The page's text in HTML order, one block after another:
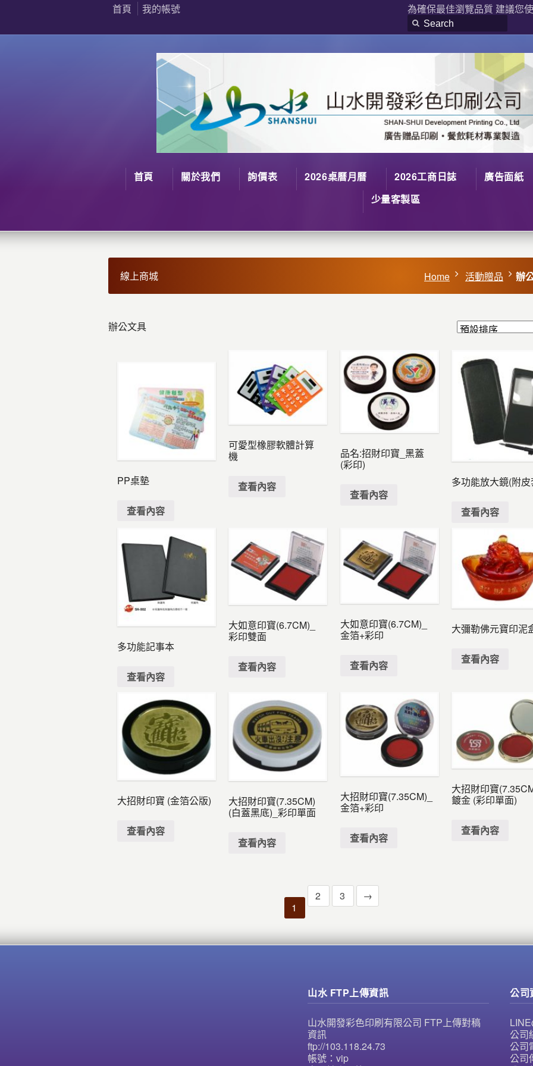
首頁 我的帳號 為確保最佳瀏覽品質 建議您
首頁 關於我們 詢價表 2026桌曆月曆 2026工商日誌
廣告面紙
少量客製區
線上商城 Home 活動贈品 辦
辦公文具
PP桌墊
查看內容
可愛型橡膠軟體計算
機
查看內容
品名:招財印寶_黑蓋
(彩印)
查看內容
多功能放大鏡(附
查看內容
多功能記事本
查看內容
大如意印寶(6.7CM)_
彩印雙面
查看內容
大如意印寶(6.7CM)_
金箔+彩印
查看內容
大彌勒佛元寶印泥
查看內容
大招財印寶 (金箔公版)
查看內容
大招財印寶(7.35CM)
(白蓋黑底)_彩印單面
查看內容
大招財印寶(7.35CM)_
金箔+彩印
查看內容
大招財印寶
鍍金 (彩印單面)
查看內容
1
2 3 →
山水 FTP上傳資訊
山水開發彩色印刷有限公司 FTP上傳對稿
資訊
ftp://103.118.24.73
帳號：vip
公司
公司
公司
公司